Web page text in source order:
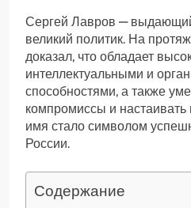
Сергей Лавров —
великий политик. На
доказал, что обладает
интеллектуальными и
способностями, а также
компромиссы и настаивать
имя стало символом
России.
Содержание